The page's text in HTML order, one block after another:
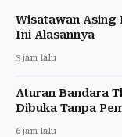
Wisatawan Asing
Ini Alasannya
3 jam lalu
Aturan Bandara
Dibuka Tanpa
6 jam lalu